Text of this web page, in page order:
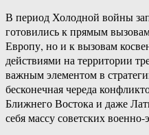
В период Холодной войны
готовились к прямым
Европу, но и к вызовам
действиями на территории
важным элементом в
бесконечная череда
Ближнего Востока и даже
себя массу советских